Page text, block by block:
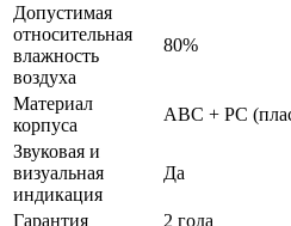
Допустимая
относительная
влажность
воздуха
80%
Материал
корпуса
ABC + PC
Звуковая и
визуальная
индикация
Да
Гарантия
2 года